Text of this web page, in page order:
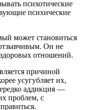
психотические
психические
может становиться
Он не
отношений.
причиной
усугубляет их,
аддикция —
проблем, с